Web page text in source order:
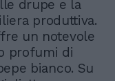
drupe e la
produttiva.
un notevole
profumi di
bianco. Su